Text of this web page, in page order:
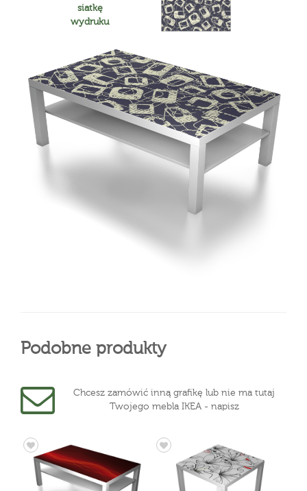
siatkę
wydruku
Podobne produkty
Chcesz zamówić inną grafikę lub nie ma tutaj
Twojego mebla IKEA - napisz